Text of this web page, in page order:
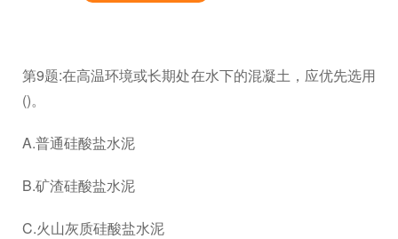
第9题:在高温环境或长期处在水下的混凝土，应优先选用
()。
A.普通硅酸盐水泥
B.矿渣硅酸盐水泥
C.火山灰质硅酸盐水泥